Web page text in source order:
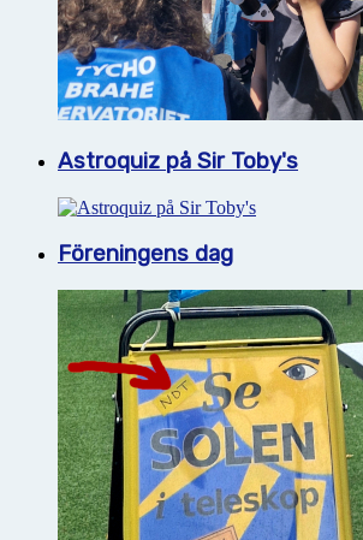
Astroquiz på Sir Toby's
Föreningens dag